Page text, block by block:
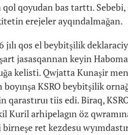
qoyudan bas tarttı.
erejeler ayqındalmağan.
jılı qos el beybitşilik
jasasqannan keyin
kelisti. Qwjatta Kunaşir
KSRO beybitşilik
qarastıruı tiis edi. Biraq,
Kuril arhipelagın öz
ret kezdesu